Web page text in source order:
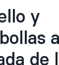
y
de